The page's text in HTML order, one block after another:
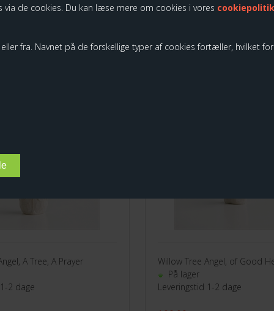
via de cookies. Du kan læse mere om cookies i vores cookiepolitik
fra. Navnet på de forskellige typer af cookies fortæller, hvilket
- Angel, A
A Tree, A Prayer
2 dage
Willow Tree - Good
Willow Tree Angel, of Good
På lager
Leveringstid 1-2 dage